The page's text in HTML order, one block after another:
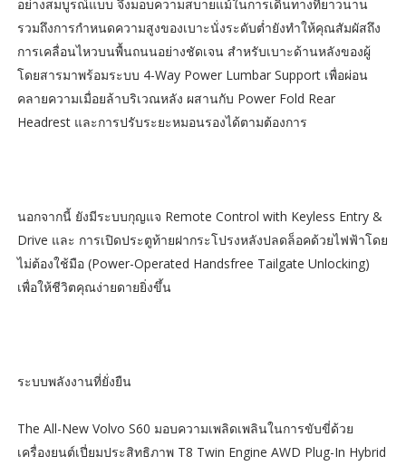
อย่างสมบูรณ์แบบ จึงมอบความสบายแม้ในการเดินทางที่ยาวนาน
รวมถึงการกำหนดความสูงของเบาะนั่งระดับต่ำยังทำให้คุณสัมผัสถึง
การเคลื่อนไหวบนพื้นถนนอย่างชัดเจน สำหรับเบาะด้านหลังของผู้
โดยสารมาพร้อมระบบ 4-Way Power Lumbar Support เพื่อผ่อน
คลายความเมื่อยล้าบริเวณหลัง ผสานกับ Power Fold Rear
Headrest และการปรับระยะหมอนรองได้ตามต้องการ
นอกจากนี้ ยังมีระบบกุญแจ Remote Control with Keyless Entry &
Drive และ การเปิดประตูท้ายฝากระโปรงหลังปลดล็อคด้วยไฟฟ้าโดย
ไม่ต้องใช้มือ (Power-Operated Handsfree Tailgate Unlocking)
เพื่อให้ชีวิตคุณง่ายดายยิ่งขึ้น
ระบบพลังงานที่ยั่งยืน
The All-New Volvo S60 มอบความเพลิดเพลินในการขับขี่ด้วย
เครื่องยนต์เปี่ยมประสิทธิภาพ T8 Twin Engine AWD Plug-In Hybrid